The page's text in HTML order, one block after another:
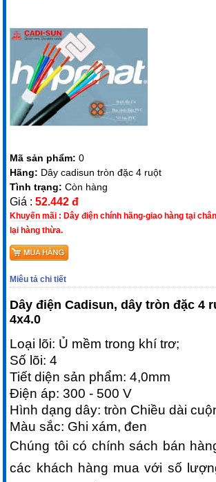
Mã sản phẩm:0
Hãng: Dây cadisun tròn đặc 4 ruột
Tình trạng:Còn hàng
Giá :52.442 đ
Khuyến mãi : Dây điện chính hãng-giao hàng tại
lại hàng thừa.
Miêu tả chi tiết
Dây điện Cadisun, dây tròn đặc 4
4x4.0
Loại lõi: Ủ mềm trong khí trơ;
Số lõi: 4
Tiết diện sản phẩm: 4,0mm
Điện áp: 300 - 500 V
Hình dạng dây: tròn Chiều dài
Màu sắc: Ghi xám, đen
Chúng tôi có chính sách bán
các khách hàng mua với số